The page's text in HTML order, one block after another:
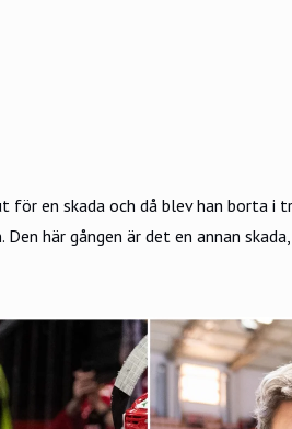
för en skada och då blev han borta i
här gången är det en annan